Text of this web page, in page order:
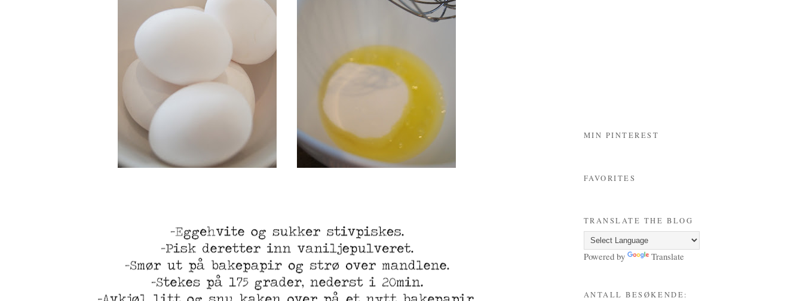
MIN PINTEREST
FAVORITES
TRANSLATE THE BLOG
Powered by Translate
ANTALL BESØKENDE: